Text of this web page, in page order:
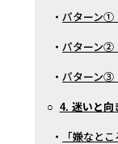
・パターン①
・パターン②
・パターン③
○ 4. 迷いと向
・ 「嫌なと